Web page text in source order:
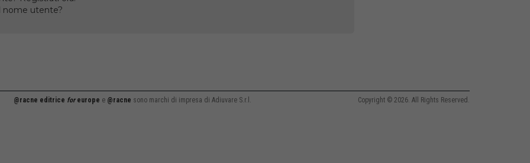
nome utente?
@racne editrice foreurope e @racne sono marchi di impresa di Adiuvare S.r.l. Copyright © 2026. All Rights Reserved.